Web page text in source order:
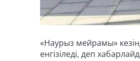
«Наурыз мейрамы»
енгізіледі, деп